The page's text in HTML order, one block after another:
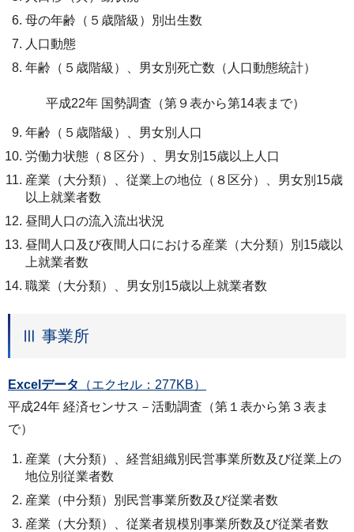
母の年齢（５歳階級）別出生数
人口動態
年齢（５歳階級）、男女別死亡数（人口動態統計）
平成22年 国勢調査（第９表から第14表まで）
年齢（５歳階級）、男女別人口
労働力状態（８区分）、男女別15歳以上人口
産業（大分類）、従業上の地位（８区分）、男女別15歳
以上就業者数
昼間人口の流入流出状況
昼間人口及び夜間人口における産業（大分類）別15歳以
上就業者数
職業（大分類）、男女別15歳以上就業者数
Ⅲ 事業所
Excelデータ
（エクセル：277KB）
平成24年 経済センサス－活動調査（第１表から第３表ま
で）
産業（大分類）、経営組織別民営事業所数及び従業上の
地位別従業者数
産業（中分類）別民営事業所数及び従業者数
産業（大分類）、従業者規模別事業所数及び従業者数